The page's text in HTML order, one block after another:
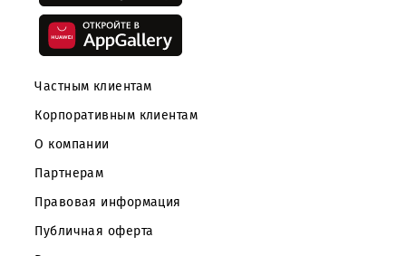
Частным клиентам
Корпоративным клиентам